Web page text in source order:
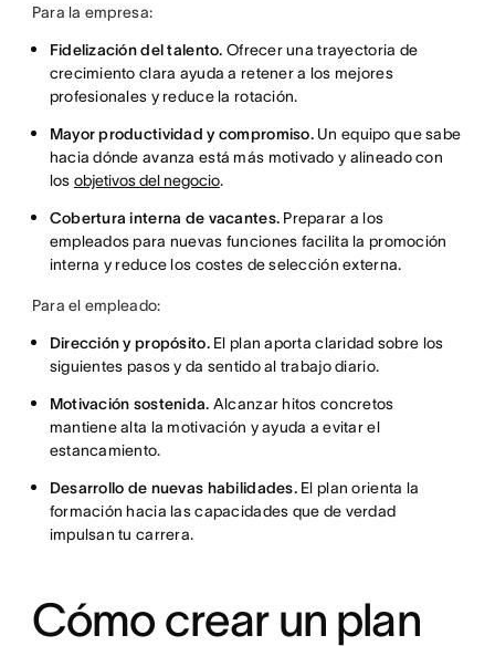
Para la empresa:
Fidelización del talento. Ofrecer una trayectoria de
crecimiento clara ayuda a retener a los mejores
profesionales y reduce la rotación.
Mayor productividad y compromiso.Un equipo que sabe
hacia dónde avanza está más motivado y alineado con
los objetivos del negocio.
Cobertura interna de vacantes. Preparar a los
empleados para nuevas funciones facilita la promoción
interna y reduce los costes de selección externa.
Para el empleado:
Dirección y propósito.El plan aporta claridad sobre los
siguientes pasos y da sentido al trabajo diario.
Motivación sostenida. Alcanzar hitos concretos
mantiene alta la motivación y ayuda a evitar el
estancamiento.
Desarrollo de nuevas habilidades.El plan orienta la
formación hacia las capacidades que de verdad
impulsan tu carrera.
Cómo crear un plan